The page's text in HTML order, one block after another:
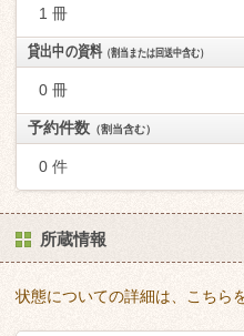
1 冊
貸出中の資料（割当または回送中含む）
0 冊
予約件数 （割当含む）
0 件
所蔵情報
状態についての詳細は、こちら